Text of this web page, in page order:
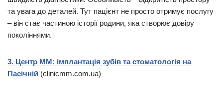
та увага до деталей. Тут пацієнт не просто отримує послугу
– він стає частиною історії родини, яка створює довіру
поколіннями.
3. Центр ММ: імплантація зубів та стоматологія на
Пасічній (clinicmm.com.ua)